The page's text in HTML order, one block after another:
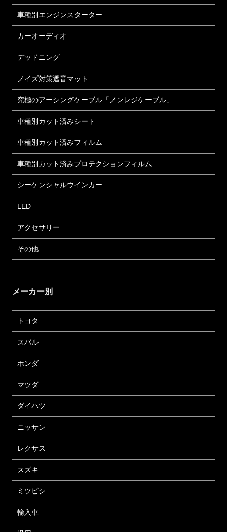
車種別エンジンスターター
カーオーディオ
デッドニング
ノイズ対策遮音マット
究極のアーシングケーブル「ノンレジケーブル」
車種別カット済みシート
車種別カット済みフィルム
車種別カット済みプロテクションフィルム
シーケンシャルウインカー
LED
アクセサリー
その他
メーカー別
トヨタ
スバル
ホンダ
マツダ
ダイハツ
ニッサン
レクサス
スズキ
ミツビシ
輸入車